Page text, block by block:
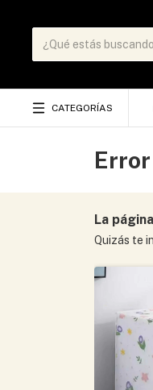
CATEGORÍAS
La
Quizás te